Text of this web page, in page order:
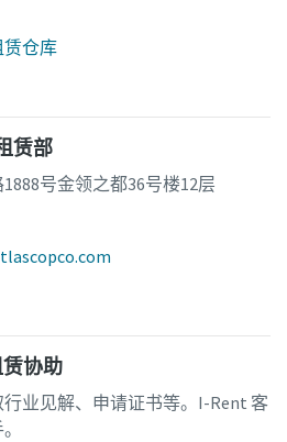
仓库
赁部
号金领之都36号楼12层
协助
业见解、申请证书等。I-Rent 客